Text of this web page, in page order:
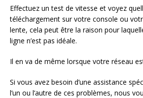
Effectuez un test de vitesse et voyez
téléchargement sur votre console ou
lente, cela peut être la raison pour
ligne n’est pas idéale.
Il en va de même lorsque votre réseau
Si vous avez besoin d’une assistance
l’un ou l’autre de ces problèmes, nous